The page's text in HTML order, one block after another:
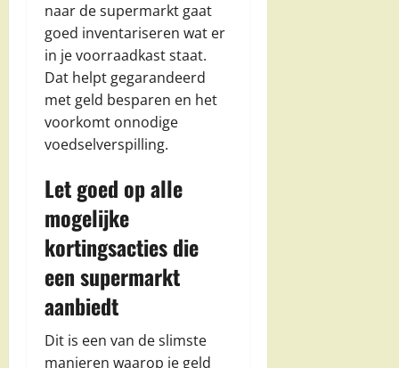
naar de supermarkt gaat
goed inventariseren wat er
in je voorraadkast staat.
Dat helpt gegarandeerd
met geld besparen en het
voorkomt onnodige
voedselverspilling.
Let goed op alle
mogelijke
kortingsacties die
een supermarkt
aanbiedt
Dit is een van de slimste
manieren waarop je geld